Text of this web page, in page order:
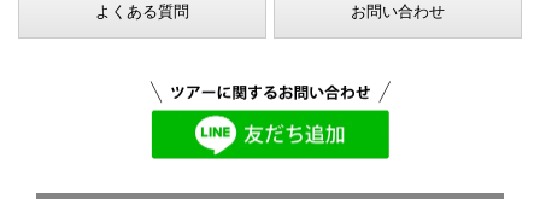
よくある質問 お問い合わせ